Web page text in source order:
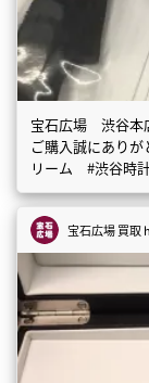
宝石広場 渋谷本
ご購入誠にあり
リーム #渋谷時
宝石広場 買取